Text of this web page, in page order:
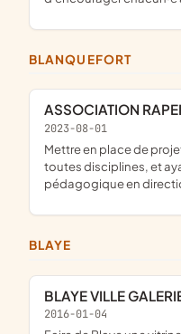
BLANQUEFORT
ASSOCIATION
2023-08-01
mettre en place de projets culturels et artistiques embrassant
toutes disciplines, et
pédagogique en
BLAYE
BLAYE VILLE
2016-01-04